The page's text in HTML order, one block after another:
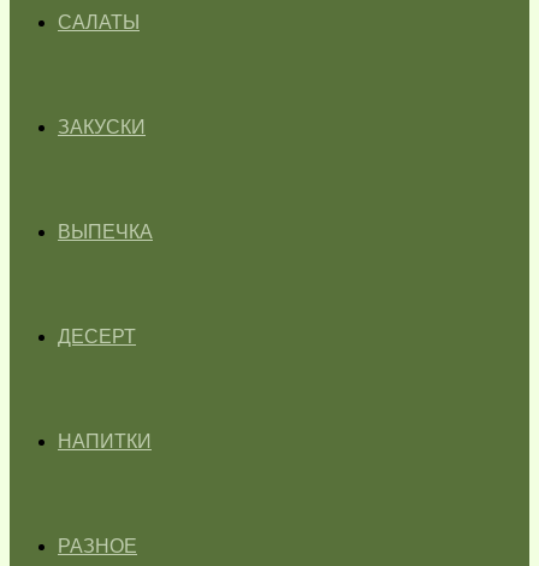
САЛАТЫ
ЗАКУСКИ
ВЫПЕЧКА
ДЕСЕРТ
НАПИТКИ
РАЗНОЕ